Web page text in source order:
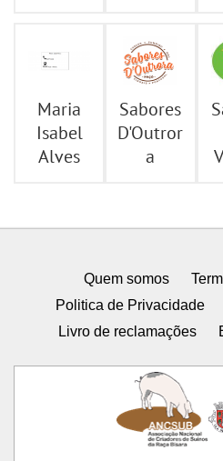
Maria
Isabel
Alves
Sabores
D'Outror
a
Quem somos
Politica de Privacidade
Livro de reclamações